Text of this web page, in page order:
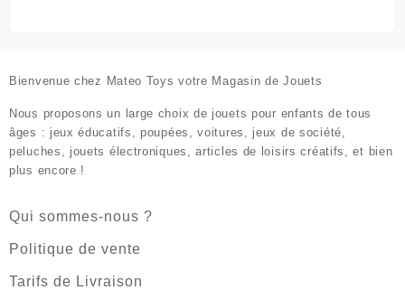
Bienvenue chez Mateo Toys votre Magasin de Jouets
Nous proposons un large choix de jouets pour enfants de tous
âges : jeux éducatifs, poupées, voitures, jeux de société,
peluches, jouets électroniques, articles de loisirs créatifs, et bien
plus encore !
Qui sommes-nous ?
Politique de vente
Tarifs de Livraison